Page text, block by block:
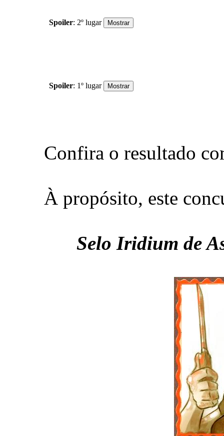
Spoiler: 2º lugar
Spoiler: 1º lugar
Confira o resultado
À propósito, este
Selo Iridium de